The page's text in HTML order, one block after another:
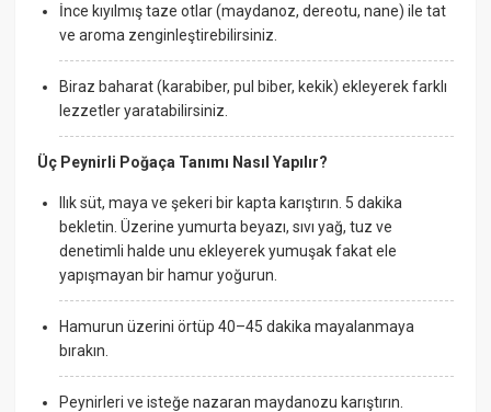
İnce kıyılmış taze otlar (maydanoz, dereotu, nane) ile tat
ve aroma zenginleştirebilirsiniz.
Biraz baharat (karabiber, pul biber, kekik) ekleyerek farklı
lezzetler yaratabilirsiniz.
Üç Peynirli Poğaça Tanımı Nasıl Yapılır?
Ilık süt, maya ve şekeri bir kapta karıştırın. 5 dakika
bekletin. Üzerine yumurta beyazı, sıvı yağ, tuz ve
denetimli halde unu ekleyerek yumuşak fakat ele
yapışmayan bir hamur yoğurun.
Hamurun üzerini örtüp 40–45 dakika mayalanmaya
bırakın.
Peynirleri ve isteğe nazaran maydanozu karıştırın.